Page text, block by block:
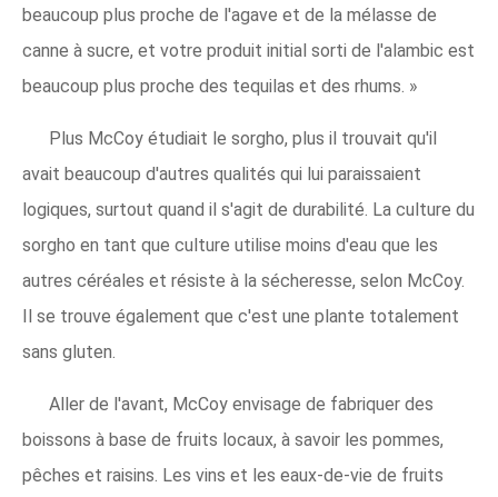
beaucoup plus proche de l'agave et de la mélasse de
canne à sucre, et votre produit initial sorti de l'alambic est
beaucoup plus proche des tequilas et des rhums. »
Plus McCoy étudiait le sorgho, plus il trouvait qu'il
avait beaucoup d'autres qualités qui lui paraissaient
logiques, surtout quand il s'agit de durabilité. La culture du
sorgho en tant que culture utilise moins d'eau que les
autres céréales et résiste à la sécheresse, selon McCoy.
Il se trouve également que c'est une plante totalement
sans gluten.
Aller de l'avant, McCoy envisage de fabriquer des
boissons à base de fruits locaux, à savoir les pommes,
pêches et raisins. Les vins et les eaux-de-vie de fruits